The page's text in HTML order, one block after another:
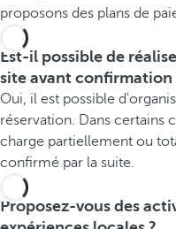
proposons des plans de
Est-il possible de
site avant confirmation
Oui, il est possible
réservation. Dans certains
charge partiellement ou
confirmé par la suite.
Proposez-vous des